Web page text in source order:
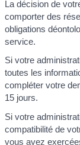
La décision de
comporter des
obligations
service.
Si votre
toutes les
compléter votre
15 jours.
Si votre
compatibilité de
vous avez